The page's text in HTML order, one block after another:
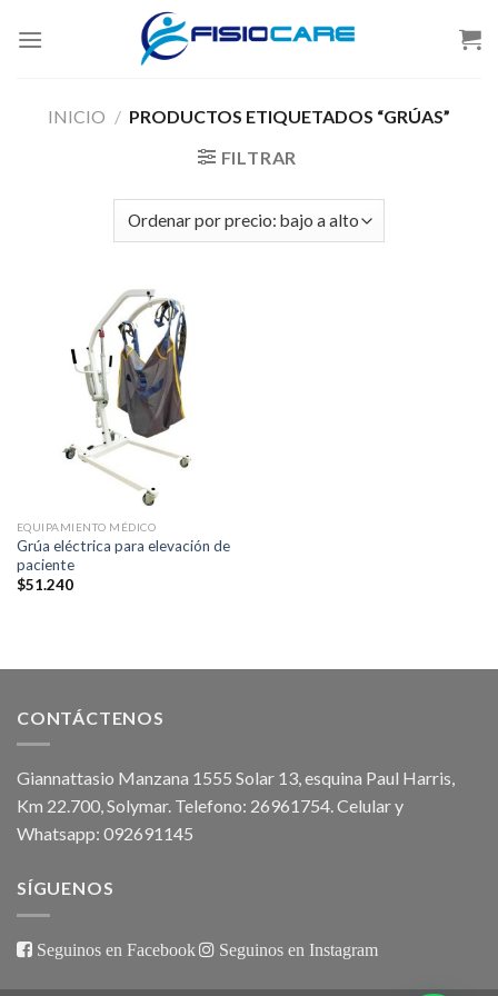
INICIO / PRODUCTOS ETIQUETADOS “GRÚAS”
FILTRAR
EQUIPAMIENTO MÉDICO
Grúa eléctrica para elevación de
paciente
$51.240
CONTÁCTENOS
Giannattasio Manzana 1555 Solar 13, esquina Paul Harris,
Km 22.700, Solymar. Telefono: 26961754. Celular y
Whatsapp: 092691145
SÍGUENOS
Seguinos en Facebook Seguinos en Instagram